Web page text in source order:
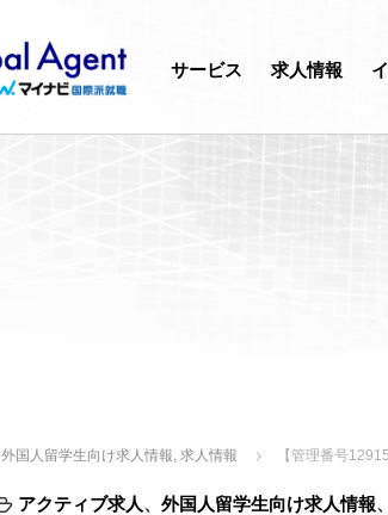
サービス 求人情報
外国人留学生向け求人情報, 求人情報 【管理番号
アクティブ求人、 外国人留学生向け求人情報、